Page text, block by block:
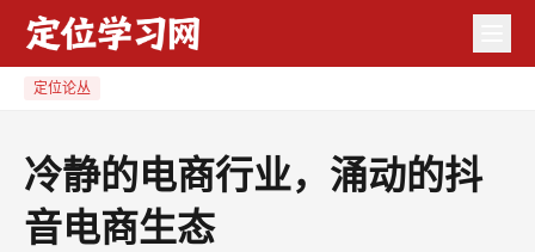
业，
定位论丛
冷静的电商行业，涌动的抖
音电商生态